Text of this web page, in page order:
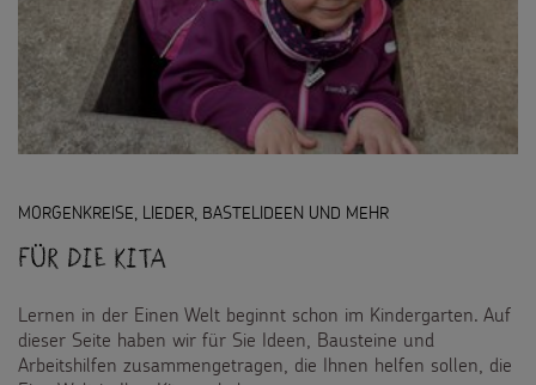
MORGENKREISE, LIEDER, BASTELIDEEN UND MEHR
Für die Kita
Lernen in der Einen Welt beginnt schon im Kindergarten. Auf
dieser Seite haben wir für Sie Ideen, Bausteine und
Arbeitshilfen zusammengetragen, die Ihnen helfen sollen, die